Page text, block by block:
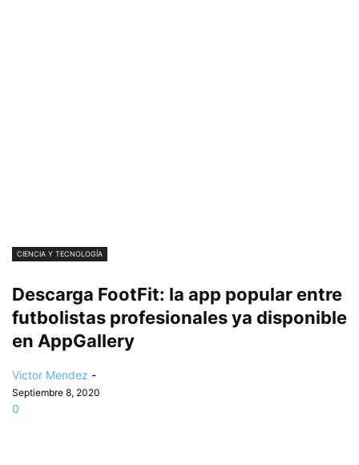
CIENCIA Y TECNOLOGÍA
Descarga FootFit: la app popular entre
futbolistas profesionales ya disponible
en AppGallery
Victor Mendez -
Septiembre 8, 2020
0